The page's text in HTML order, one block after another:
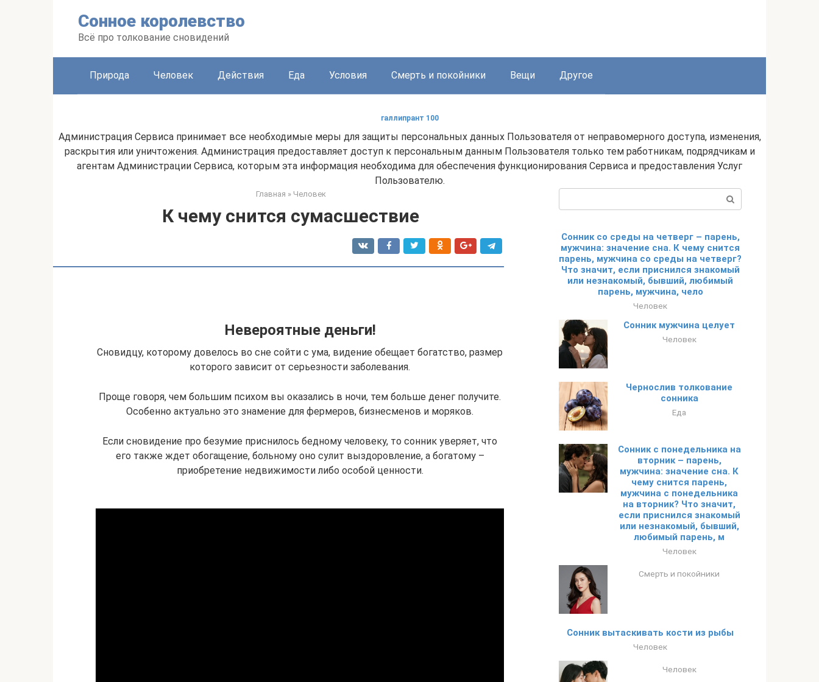
Сонное королевство
Всё про толкование сновидений
Природа Человек Действия Еда Условия Смерть и покойники Вещи Другое
галлипрант 100
Администрация Сервиса принимает все необходимые меры для защиты персональных данных Пользователя от неправомерного доступа, изменения,
раскрытия или уничтожения. Администрация предоставляет доступ к персональным данным Пользователя только тем работникам, подрядчикам и
агентам Администрации Сервиса, которым эта информация необходима для обеспечения функционирования Сервиса и предоставления Услуг
Пользователю.
Главная » Человек
К чему снится сумасшествие
Невероятные деньги!
Сновидцу, которому довелось во сне сойти с ума, видение обещает богатство, размер
которого зависит от серьезности заболевания.
Проще говоря, чем большим психом вы оказались в ночи, тем больше денег получите.
Особенно актуально это знамение для фермеров, бизнесменов и моряков.
Если сновидение про безумие приснилось бедному человеку, то сонник уверяет, что
его также ждет обогащение, больному оно сулит выздоровление, а богатому –
приобретение недвижимости либо особой ценности.
Сонник со среды на четверг – парень,
мужчина: значение сна. К чему снится
парень, мужчина со среды на четверг?
Что значит, если приснился знакомый
или незнакомый, бывший, любимый
парень, мужчина, чело
Человек
Сонник мужчина целует
Человек
Чернослив толкование
сонника
Еда
Сонник с понедельника на
вторник – парень,
мужчина: значение сна. К
чему снится парень,
мужчина с понедельника
на вторник? Что значит,
если приснился знакомый
или незнакомый, бывший,
любимый парень, м
Человек
Смерть и покойники
Сонник вытаскивать кости из рыбы
Человек
Человек